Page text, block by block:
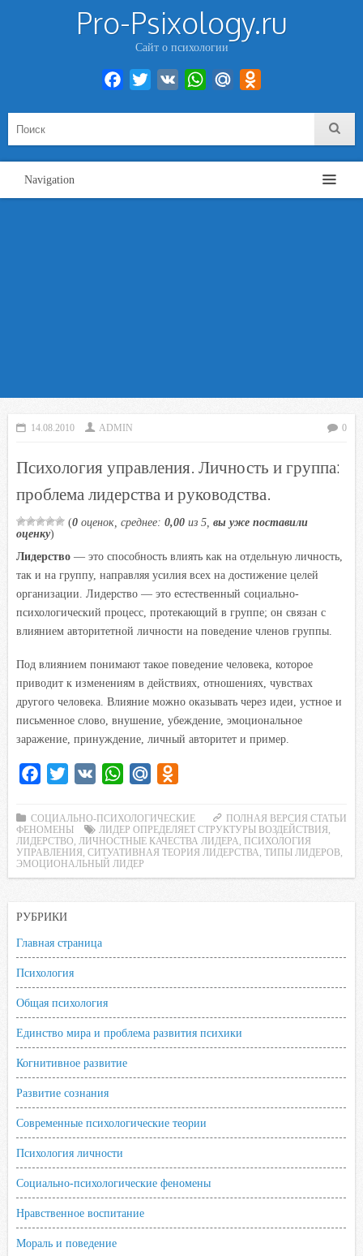
Pro-Psixology.ru
Сайт о психологии
Facebook
Twitter VK WhatsAppMail.Ru
Navigation
14.08.2010 ADMIN 0
Психология управления. Личность и группа:
проблема лидерства и руководства.
(0 оценок, среднее: 0,00 из 5, вы уже поставили
оценку)
Лидерство — это способность влиять как на отдельную личность,
так и на группу, направляя усилия всех на достижение целей
организации. Лидерство — это естественный социально-
психологический процесс, протекающий в группе; он связан с
влиянием авторитетной личности на поведение членов группы.
Под влиянием понимают такое поведение человека, которое
приводит к изменениям в действиях, отношениях, чувствах
другого человека. Влияние можно оказывать через идеи, устное и
письменное слово, внушение, убеждение, эмоциональное
заражение, принуждение, личный авторитет и пример.
c
e
b
o
k
i
t
t
e
W
a
t
s
A
i
l
.
R
n
o
k
l
i
ПОЛНАЯ ВЕРСИЯ СТАТЬИ
СОЦИАЛЬНО-ПСИХОЛОГИЧЕСКИЕ
ФЕНОМЕНЫ
ЛИДЕР ОПРЕДЕЛЯЕТ СТРУКТУРЫ ВОЗДЕЙСТВИЯ
ЛИДЕРСТВО
ЛИЧНОСТНЫЕ КАЧЕСТВА ЛИДЕРА
ПСИХОЛОГИЯ
УПРАВЛЕНИЯ
СИТУАТИВНАЯ ТЕОРИЯ ЛИДЕРСТВА ТИПЫ ЛИДЕРОВ
ЭМОЦИОНАЛЬНЫЙ ЛИДЕР
РУБРИКИ
Главная страница
Психология
Общая психология
Единство мира и проблема развития психики
Когнитивное развитие
Развитие сознания
Современные психологические теории
Психология личности
Социально-психологические феномены
Нравственное воспитание
Мораль и поведение